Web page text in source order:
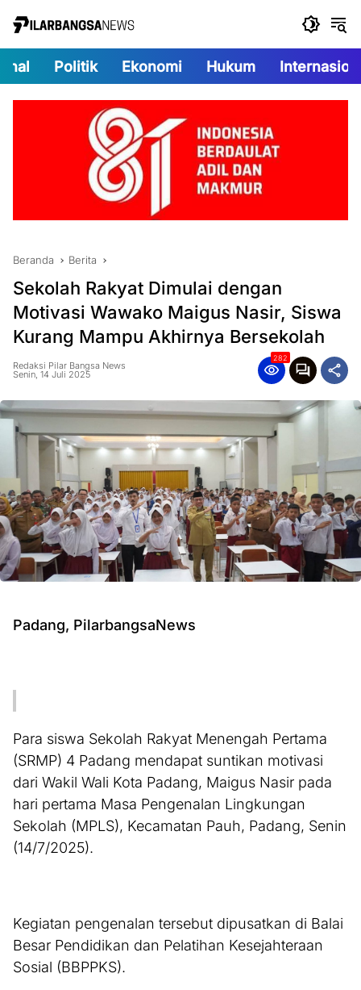
Politik Ekonomi Hukum
Beranda Berita
Sekolah Rakyat Dimulai dengan
Motivasi Wawako Maigus Nasir, Siswa
Kurang Mampu Akhirnya Bersekolah
Redaksi Pilar Bangsa News
Senin, 14 Juli 2025
282
Padang, PilarbangsaNews
Para siswa Sekolah Rakyat Menengah Pertama
(SRMP) 4 Padang mendapat suntikan motivasi
dari Wakil Wali Kota Padang, Maigus Nasir pada
hari pertama Masa Pengenalan Lingkungan
Sekolah (MPLS), Kecamatan Pauh, Padang, Senin
(14/7/2025).
Kegiatan pengenalan tersebut dipusatkan di Balai
Besar Pendidikan dan Pelatihan Kesejahteraan
Sosial (BBPPKS).